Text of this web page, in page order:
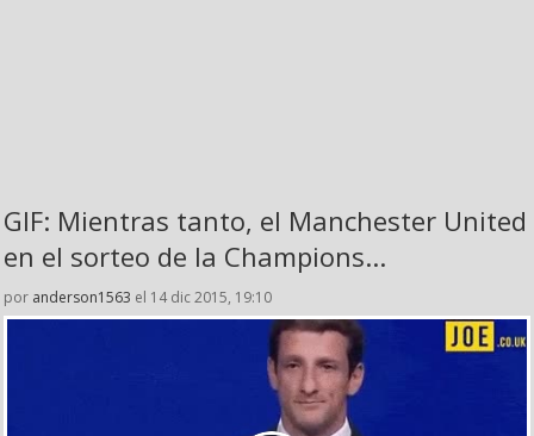
GIF: Mientras tanto, el Manchester United
en el sorteo de la Champions...
por anderson1563 el 14 dic 2015, 19:10